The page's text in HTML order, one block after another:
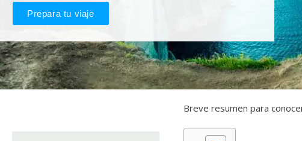
Prepara tu viaje
Breve resumen para